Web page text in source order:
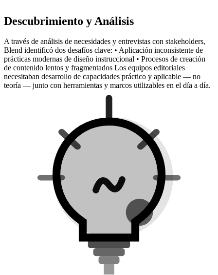
Descubrimiento y Análisis
A través de análisis de necesidades y entrevistas con stakeholders,
Blend identificó dos desafíos clave: • Aplicación inconsistente de
prácticas modernas de diseño instruccional • Procesos de creación
de contenido lentos y fragmentados Los equipos editoriales
necesitaban desarrollo de capacidades práctico y aplicable — no
teoría — junto con herramientas y marcos utilizables en el día a día.